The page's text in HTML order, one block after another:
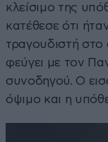
κλείσιμο της
κατέθεσε ότι
τραγουδιστή στο
φεύγει με τον
συνοδηγού. Ο
όψιμο και η